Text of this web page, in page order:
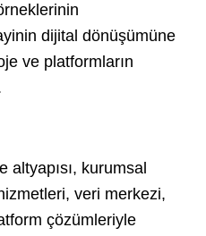
dijital dönüşümüne
ve platformların
altyapısı, kurumsal
veri merkezi,
çözümleriyle